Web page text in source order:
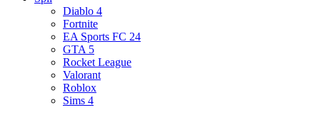
Diablo 4
Fortnite
EA Sports FC 24
GTA 5
Rocket League
Valorant
Roblox
Sims 4